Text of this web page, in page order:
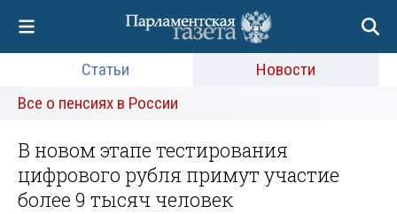
Статьи
Новости
Все о пенсиях в России
В новом этапе тестирования
цифрового рубля примут участие
более 9 тысяч человек